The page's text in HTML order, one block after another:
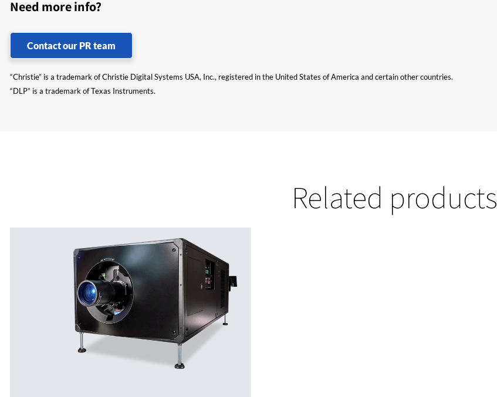
Need more info?
Contact our PR team
“Christie” is a trademark of Christie Digital Systems USA, Inc., registered in the United States of America and certain other countries.
“DLP” is a trademark of Texas Instruments.
Related products